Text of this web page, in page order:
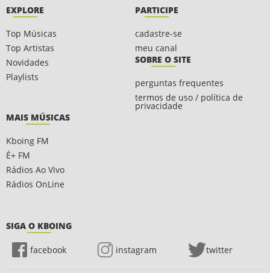
EXPLORE
Top Músicas
Top Artistas
Novidades
Playlists
PARTICIPE
cadastre-se
meu canal
SOBRE O SITE
perguntas frequentes
termos de uso / política de
privacidade
MAIS MÚSICAS
Kboing FM
É+ FM
Rádios Ao Vivo
Rádios OnLine
SIGA O KBOING
facebook instagram twitter